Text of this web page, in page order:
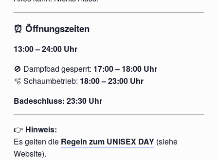
⏰ Öffnungszeiten
13:00 – 24:00 Uhr
🚫 Dampfbad gesperrt: 17:00 – 18:00 Uhr
🫧 Schaumbetrieb: 18:00 – 23:00 Uhr
Badeschluss: 23:30 Uhr
👉 Hinweis:
Es gelten die Regeln zum UNISEX DAY (siehe
Website).